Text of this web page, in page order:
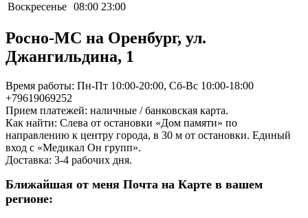
Воскресенье 08:00 23:00
Росно-МС на Оренбург, ул.
Джангильдина, 1
Время работы: Пн-Пт 10:00-20:00, Сб-Вс 10:00-18:00
+79619069252
Прием платежей: наличные / банковская карта.
Как найти: Слева от остановки «Дом памяти» по
направлению к центру города, в 30 м от остановки. Единый
вход с «Медикал Он групп».
Доставка: 3-4 рабочих дня.
Ближайшая от меня Почта на Карте в вашем
регионе: